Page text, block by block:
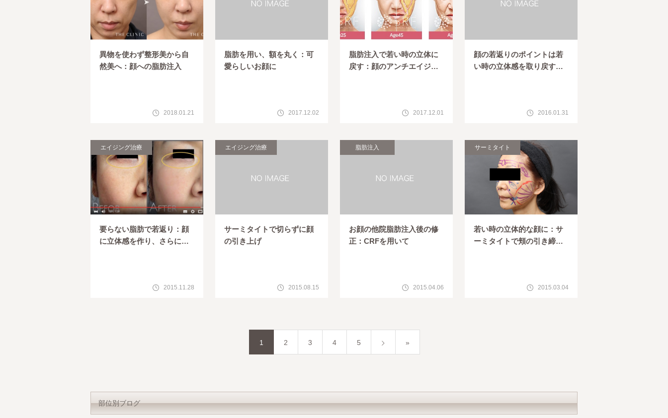
異物を使わず整形美から自
然美へ：顔への脂肪注入
2018.01.21
脂肪を用い、額を丸く：可
愛らしいお顔に
2017.12.02
脂肪注入で若い時の立体に
戻す：顔のアンチエイジン
2017.12.01
顔の若返りのポイントは若
い時の立体感を取り戻すこ
2016.01.31
エイジング治療
要らない脂肪で若返り：顔
に立体感を作り、さらに肌
2015.11.28
エイジング治療
サーミタイトで切らずに顔
の引き上げ
2015.08.15
脂肪注入
お顔の他院脂肪注入後の修
正：CRFを用いて
2015.04.06
サーミタイト
若い時の立体的な顔に：サ
ーミタイトで頬の引き締め+
2015.03.04
1 2 3 4 5 »
部位別ブログ